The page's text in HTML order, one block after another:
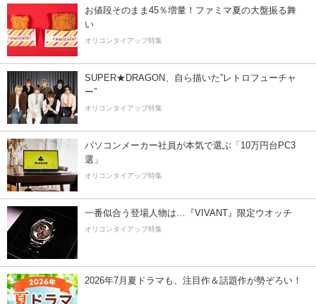
お値段そのまま45％増量！ファミマ夏の大盤振る舞
い
オリコンタイアップ特集
SUPER★DRAGON、自ら描いた”レトロフューチャ
ー”
オリコンタイアップ特集
パソコンメーカー社員が本気で選ぶ「10万円台PC3
選」
オリコンタイアップ特集
一番似合う登場人物は…『VIVANT』限定ウオッチ
オリコンタイアップ特集
2026年7月夏ドラマも、注目作＆話題作が勢ぞろい！